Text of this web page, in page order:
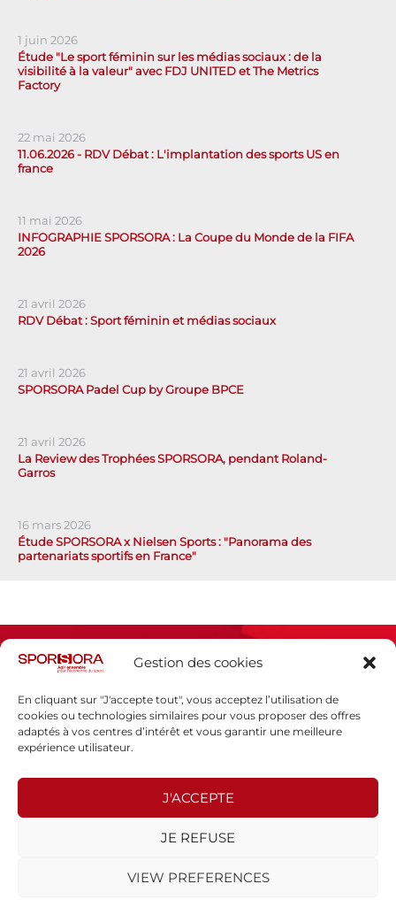
Gestion des cookies
En cliquant sur "J'accepte tout", vous acceptez l’utilisation de
cookies ou technologies similaires pour vous proposer des offres
adaptés à vos centres d’intérêt et vous garantir une meilleure
expérience utilisateur.
J'ACCEPTE
JE REFUSE
VIEW PREFERENCES
1 juin 2026
Étude "Le sport féminin sur les médias sociaux : de la
visibilité à la valeur" avec FDJ UNITED et The Metrics
Factory
22 mai 2026
11.06.2026 - RDV Débat : L'implantation des sports US en
france
11 mai 2026
INFOGRAPHIE SPORSORA : La Coupe du Monde de la FIFA
2026
21 avril 2026
RDV Débat : Sport féminin et médias sociaux
21 avril 2026
SPORSORA Padel Cup by Groupe BPCE
21 avril 2026
La Review des Trophées SPORSORA, pendant Roland-
Garros
16 mars 2026
Étude SPORSORA x Nielsen Sports : "Panorama des
partenariats sportifs en France"
Espace presse
Politique de confidentialité
SPORSORA
75015 PARIS